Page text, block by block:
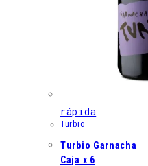
rápida
Turbio
Turbio Garnacha
Caja x 6